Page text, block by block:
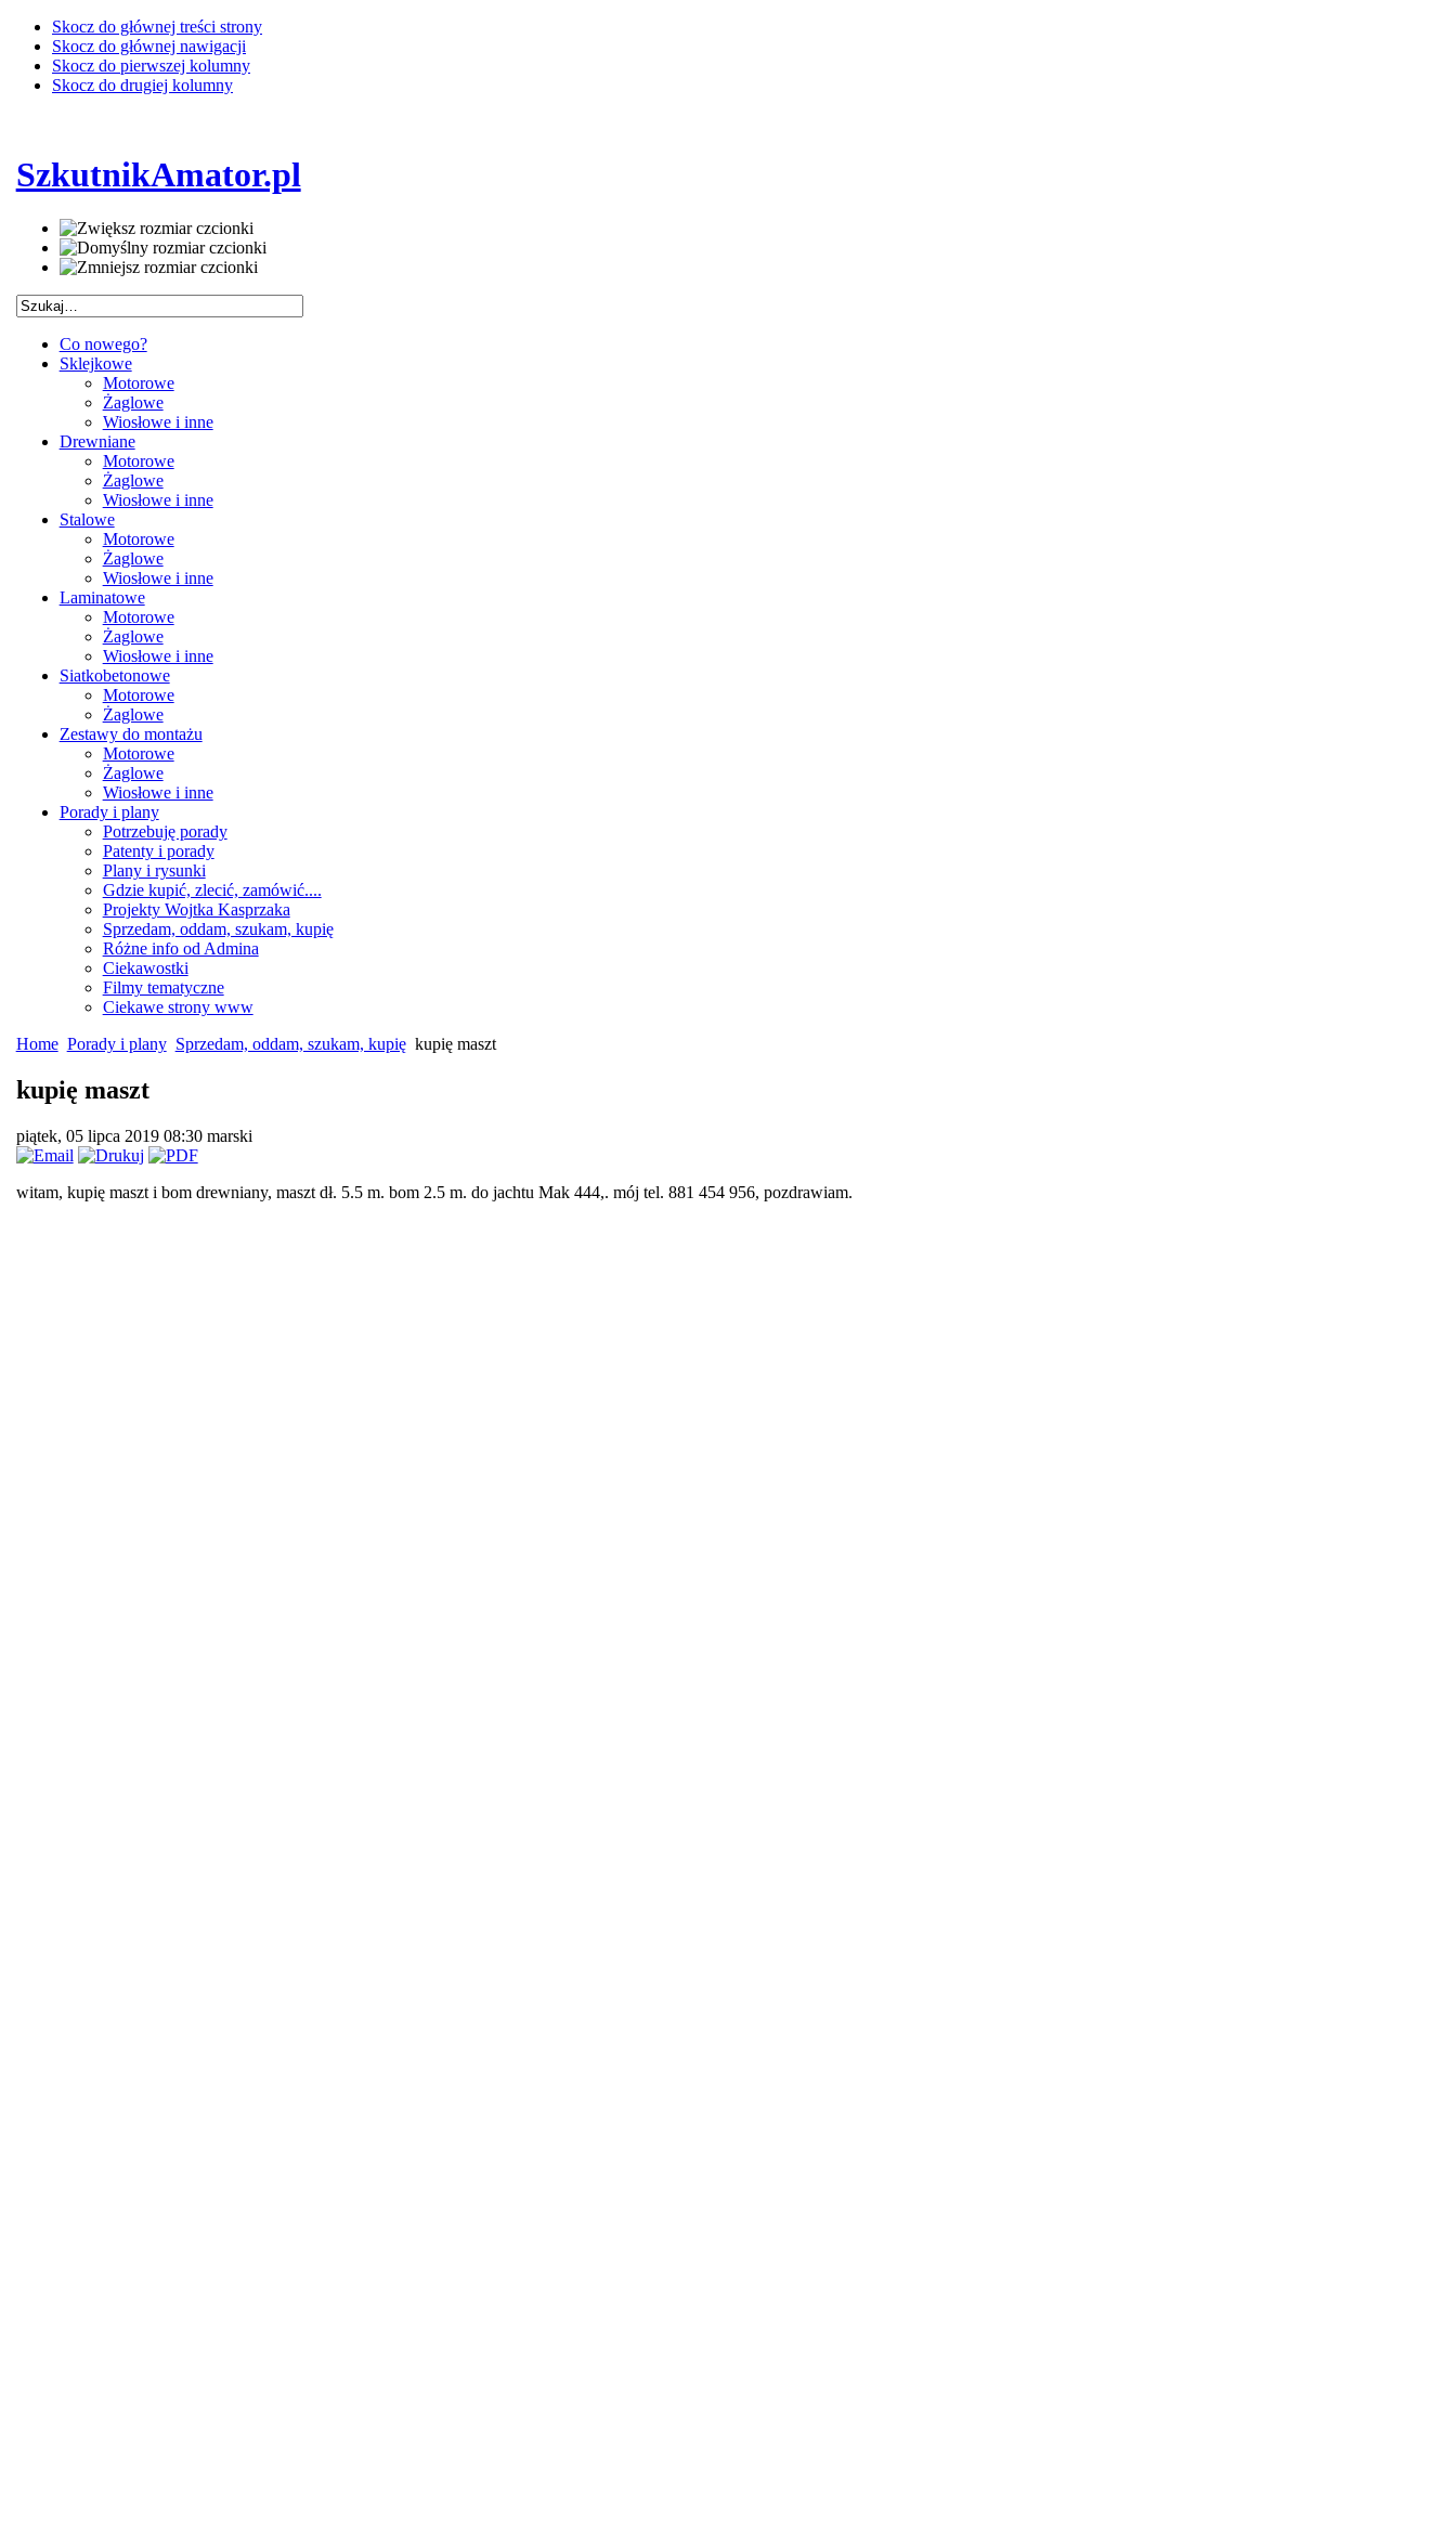
Skocz do głównej treści strony
Skocz do głównej nawigacji
Skocz do pierwszej kolumny
Skocz do drugiej kolumny
SzkutnikAmator.pl
Co nowego?
Sklejkowe
Motorowe
Żaglowe
Wiosłowe i inne
Drewniane
Motorowe
Żaglowe
Wiosłowe i inne
Stalowe
Motorowe
Żaglowe
Wiosłowe i inne
Laminatowe
Motorowe
Żaglowe
Wiosłowe i inne
Siatkobetonowe
Motorowe
Żaglowe
Zestawy do montażu
Motorowe
Żaglowe
Wiosłowe i inne
Porady i plany
Potrzebuję porady
Patenty i porady
Plany i rysunki
Gdzie kupić, zlecić, zamówić....
Projekty Wojtka Kasprzaka
Sprzedam, oddam, szukam, kupię
Różne info od Admina
Ciekawostki
Filmy tematyczne
Ciekawe strony www
Home Porady i plany Sprzedam, oddam, szukam, kupię kupię maszt
kupię maszt
piątek, 05 lipca 2019 08:30 marski
witam, kupię maszt i bom drewniany, maszt dł. 5.5 m. bom 2.5 m. do jachtu Mak 444,. mój tel. 881 454 956, pozdrawiam.